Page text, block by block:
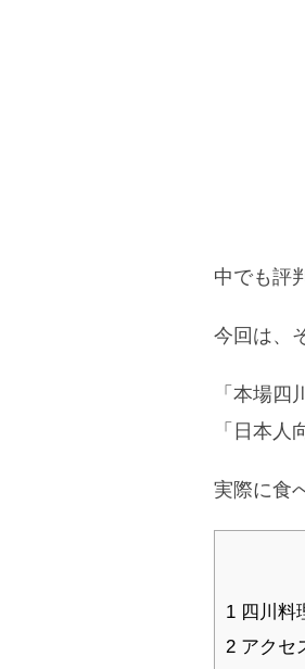
中でも評
今回は、
「本場四
「日本人
実際に食
1 四川料
2 アクセ